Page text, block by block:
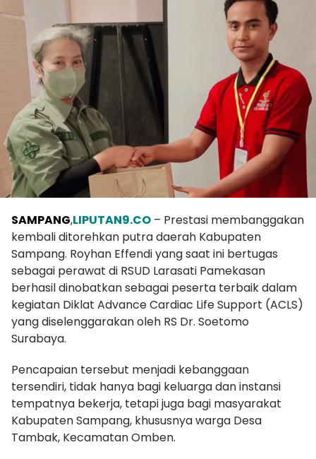
SAMPANG,LIPUTAN9.CO – Prestasi membanggakan
kembali ditorehkan putra daerah Kabupaten
Sampang. Royhan Effendi yang saat ini bertugas
sebagai perawat di RSUD Larasati Pamekasan
berhasil dinobatkan sebagai peserta terbaik dalam
kegiatan Diklat Advance Cardiac Life Support (ACLS)
yang diselenggarakan oleh RS Dr. Soetomo
Surabaya.
Pencapaian tersebut menjadi kebanggaan
tersendiri, tidak hanya bagi keluarga dan instansi
tempatnya bekerja, tetapi juga bagi masyarakat
Kabupaten Sampang, khususnya warga Desa
Tambak, Kecamatan Omben.